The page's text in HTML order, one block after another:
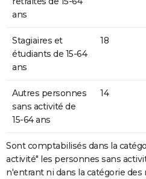
ans
Stagiaires et
étudiants de 15-64
ans
18
Autres personnes
sans activité de
15-64 ans
14
Sont comptabilisés dans la
activité" les personnes sans
n'entrant ni dans la catégorie des